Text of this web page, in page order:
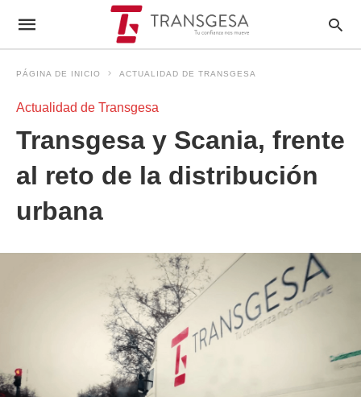
PÁGINA DE INICIO ACTUALIDAD DE TRANSGESA
Actualidad de Transgesa
Transgesa y Scania, frente
al reto de la distribución
urbana